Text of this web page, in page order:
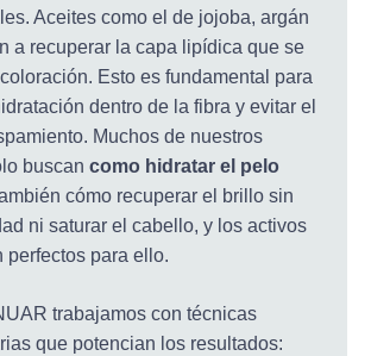
Aceites como el de jojoba, argán
a recuperar la capa lipídica que se
Esto es fundamental para
dentro de la fibra y evitar el
Muchos de nuestros
buscancomo hidratar el pelo
cómo recuperar el brillo sin
ni saturar el cabello, y los activos
perfectos para ello.
trabajamos con técnicas
que potencian los resultados: